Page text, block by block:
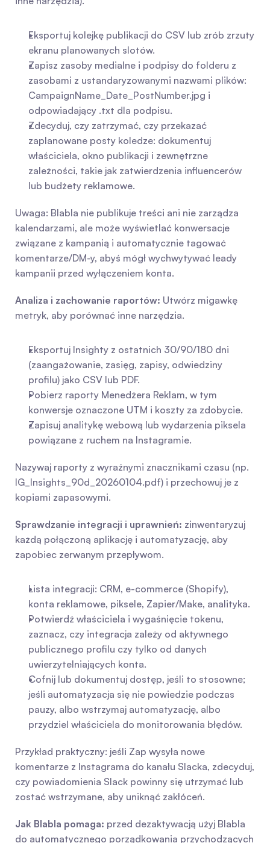
Eksportuj kolejkę publikacji do CSV lub zrób zrzuty
ekranu planowanych slotów.
Zapisz zasoby medialne i podpisy do folderu z
zasobami z ustandaryzowanymi nazwami plików:
CampaignName_Date_PostNumber.jpg i
odpowiadający .txt dla podpisu.
Zdecyduj, czy zatrzymać, czy przekazać
zaplanowane posty koledze: dokumentuj
właściciela, okno publikacji i zewnętrzne
zależności, takie jak zatwierdzenia influencerów
lub budżety reklamowe.
Uwaga: Blabla nie publikuje treści ani nie zarządza
kalendarzami, ale może wyświetlać konwersacje
związane z kampanią i automatycznie tagować
komentarze/DM-y, abyś mógł wychwytywać leady
kampanii przed wyłączeniem konta.
Analiza i zachowanie raportów: Utwórz migawkę
metryk, aby porównać inne narzędzia.
Eksportuj Insighty z ostatnich 30/90/180 dni
(zaangażowanie, zasięg, zapisy, odwiedziny
profilu) jako CSV lub PDF.
Pobierz raporty Menedżera Reklam, w tym
konwersje oznaczone UTM i koszty za zdobycie.
Zapisuj analitykę webową lub wydarzenia piksela
powiązane z ruchem na Instagramie.
Nazywaj raporty z wyraźnymi znacznikami czasu (np.
IG_Insights_90d_20260104.pdf) i przechowuj je z
kopiami zapasowymi.
Sprawdzanie integracji i uprawnień: zinwentaryzuj
każdą połączoną aplikację i automatyzację, aby
zapobiec zerwanym przepływom.
Lista integracji: CRM, e-commerce (Shopify),
konta reklamowe, piksele, Zapier/Make, analityka.
Potwierdź właściciela i wygaśnięcie tokenu,
zaznacz, czy integracja zależy od aktywnego
publicznego profilu czy tylko od danych
uwierzytelniających konta.
Cofnij lub dokumentuj dostęp, jeśli to stosowne;
jeśli automatyzacja się nie powiedzie podczas
pauzy, albo wstrzymaj automatyzację, albo
przydziel właściciela do monitorowania błędów.
Przykład praktyczny: jeśli Zap wysyła nowe
komentarze z Instagrama do kanału Slacka, zdecyduj,
czy powiadomienia Slack powinny się utrzymać lub
zostać wstrzymane, aby uniknąć zakłóceń.
Jak Blabla pomaga: przed dezaktywacją użyj Blabla
do automatycznego porządkowania przychodzących